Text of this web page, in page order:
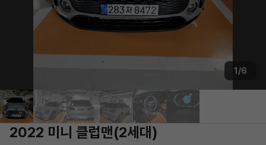
1/6
2022 미니 클럽맨(2세대)